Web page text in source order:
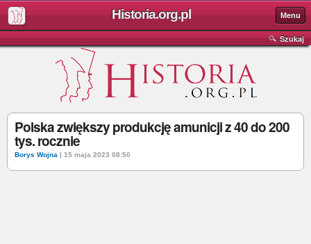
Historia.org.pl Menu
Szukaj
Polska zwiększy produkcję amunicji z 40 do 200
tys. rocznie
Borys Wojna | 15 maja 2023 08:50